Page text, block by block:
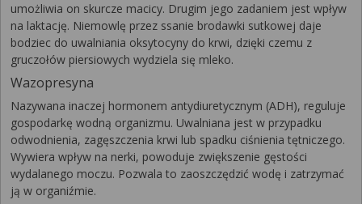
umożliwia on skurcze macicy. Drugim jego zadaniem jest wpływ
na laktację. Niemowlę przez ssanie brodawki sutkowej daje
bodziec do uwalniania oksytocyny do krwi, dzięki czemu z
gruczołów piersiowych wydziela się mleko.
Wazopresyna
Nazywana inaczej hormonem antydiuretycznym (ADH), reguluje
gospodarkę wodną organizmu. Uwalniana jest w przypadku
odwodnienia, zagęszczenia krwi lub spadku ciśnienia tętniczego.
Wywiera wpływ na nerki, powoduje zwiększenie gęstości
wydalanego moczu. Pozwala to zaoszczędzić wodę i zatrzymać
ją w organiźmie.